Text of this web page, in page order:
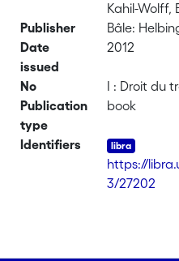
Kahil-Wolff,
Publisher
Bâle:
Date
issued
2012
No
I : Droit du
Publication
type
book
Identifiers
https://
3/27202